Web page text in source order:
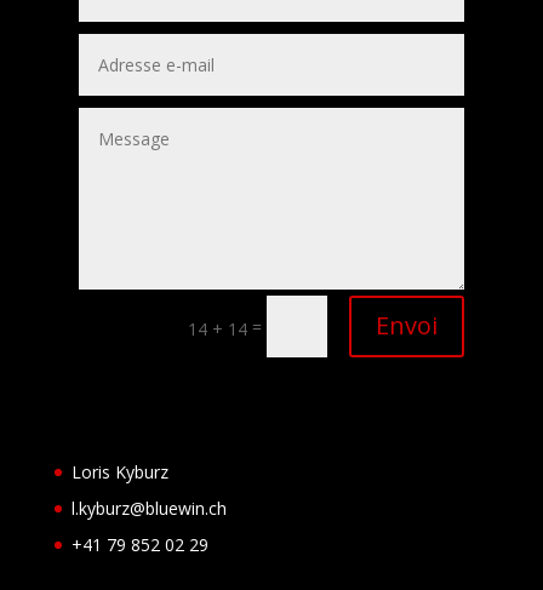
14 + 14 = Envoi
Loris Kyburz
l.kyburz@bluewin.ch
+41 79 852 02 29